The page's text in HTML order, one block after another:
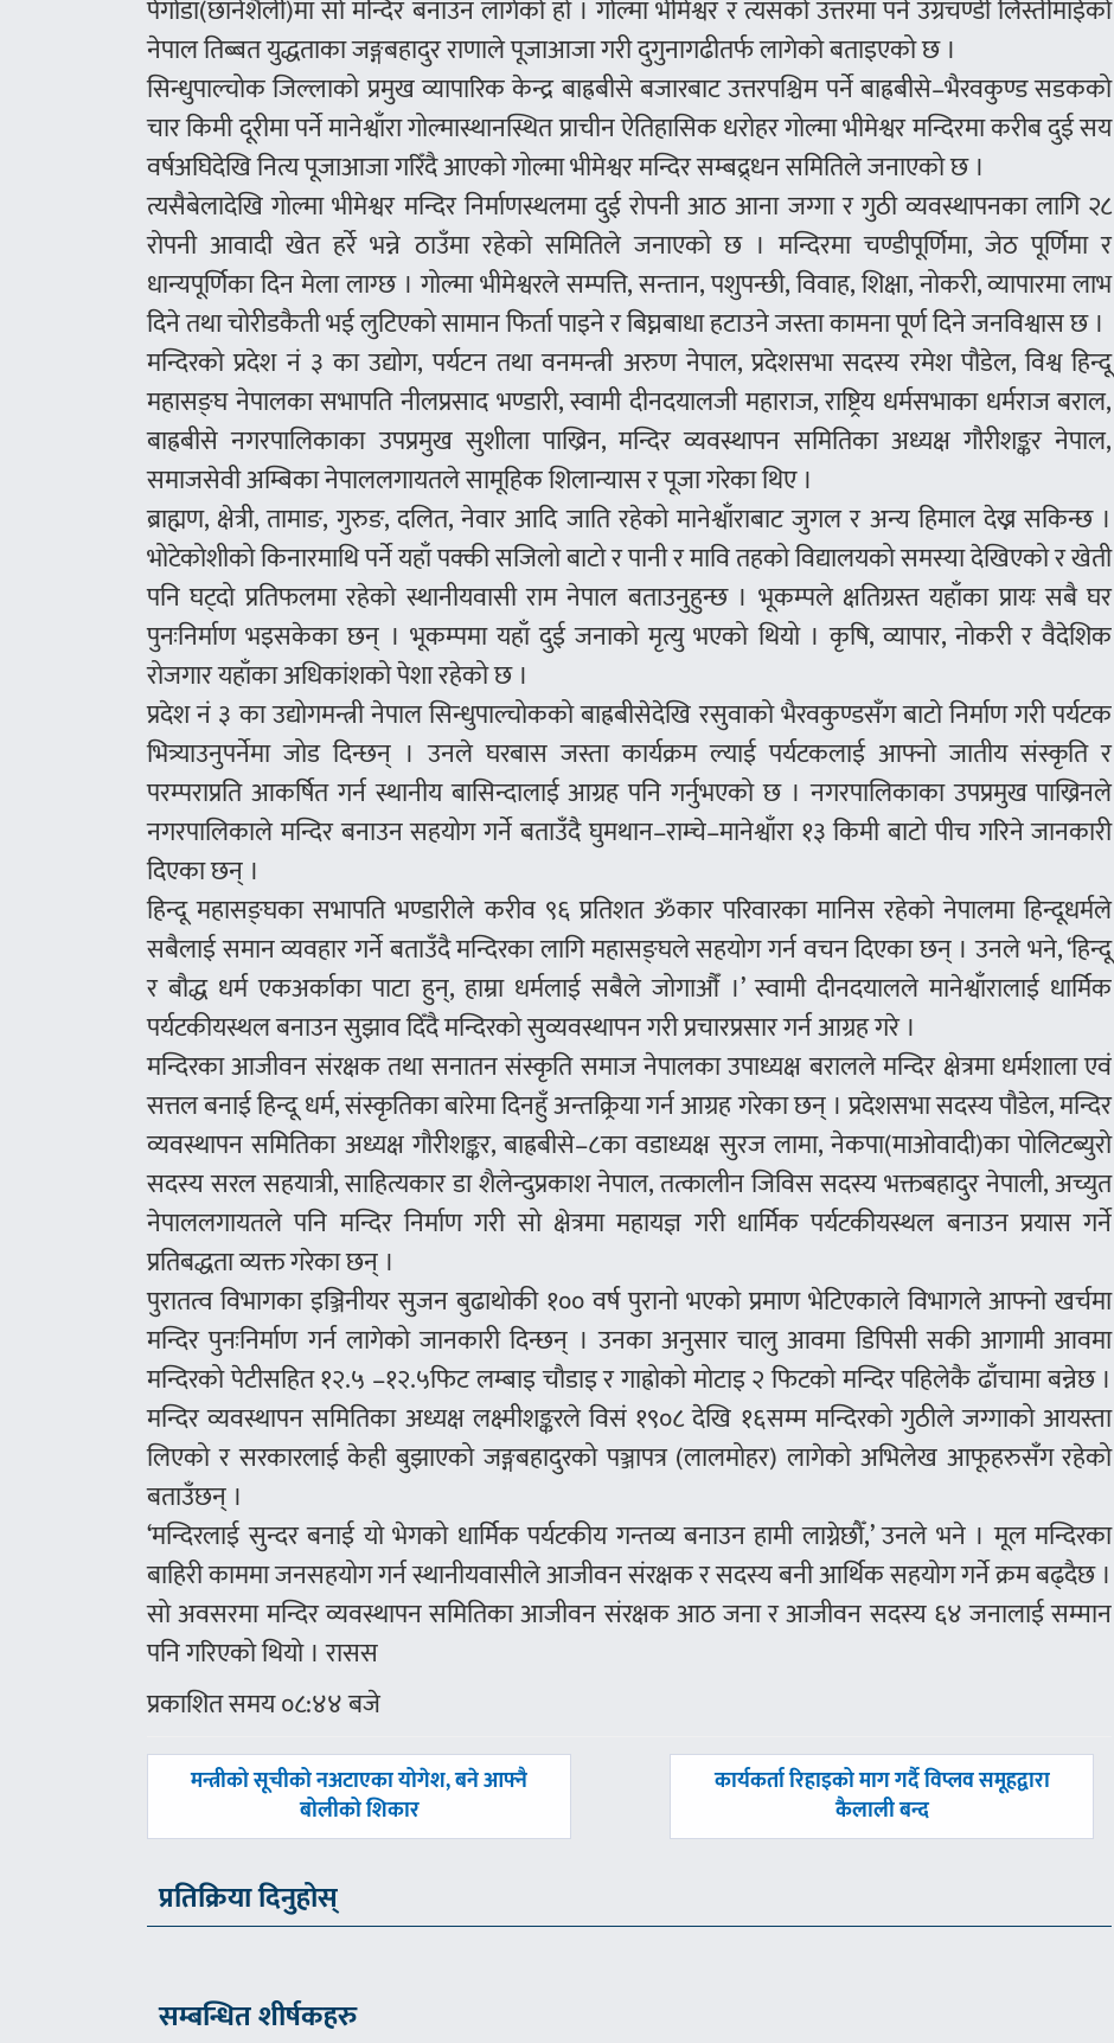
पेगोडा(छानेशैली)मा सो मन्दिर बनाउन लागेको हो । गोल्मा भीमेश्वर र त्यसको उत्तरमा पर्ने उग्रचण्डी लिस्तीमाईको
नेपाल तिब्बत युद्धताका जङ्गबहादुर राणाले पूजाआजा गरी दुगुनागढीतर्फ लागेको बताइएको छ ।
सिन्धुपाल्चोक जिल्लाको प्रमुख व्यापारिक केन्द्र बाह्रबीसे बजारबाट उत्तरपश्चिम पर्ने बाह्रबीसे–भैरवकुण्ड सडकको
चार किमी दूरीमा पर्ने मानेश्वाँरा गोल्मास्थानस्थित प्राचीन ऐतिहासिक धरोहर गोल्मा भीमेश्वर मन्दिरमा करीब दुई सय
वर्षअघिदेखि नित्य पूजाआजा गरिँदै आएको गोल्मा भीमेश्वर मन्दिर सम्बद्र्धन समितिले जनाएको छ ।
त्यसैबेलादेखि गोल्मा भीमेश्वर मन्दिर निर्माणस्थलमा दुई रोपनी आठ आना जग्गा र गुठी व्यवस्थापनका लागि २८
रोपनी आवादी खेत हर्रे भन्ने ठाउँमा रहेको समितिले जनाएको छ । मन्दिरमा चण्डीपूर्णिमा, जेठ पूर्णिमा र
धान्यपूर्णिका दिन मेला लाग्छ । गोल्मा भीमेश्वरले सम्पत्ति, सन्तान, पशुपन्छी, विवाह, शिक्षा, नोकरी, व्यापारमा लाभ
दिने तथा चोरीडकैती भई लुटिएको सामान फिर्ता पाइने र बिघ्नबाधा हटाउने जस्ता कामना पूर्ण दिने जनविश्वास छ ।
मन्दिरको प्रदेश नं ३ का उद्योग, पर्यटन तथा वनमन्त्री अरुण नेपाल, प्रदेशसभा सदस्य रमेश पौडेल, विश्व हिन्दू
महासङ्घ नेपालका सभापति नीलप्रसाद भण्डारी, स्वामी दीनदयालजी महाराज, राष्ट्रिय धर्मसभाका धर्मराज बराल,
बाह्रबीसे नगरपालिकाका उपप्रमुख सुशीला पाख्रिन, मन्दिर व्यवस्थापन समितिका अध्यक्ष गौरीशङ्कर नेपाल,
समाजसेवी अम्बिका नेपाललगायतले सामूहिक शिलान्यास र पूजा गरेका थिए ।
ब्राह्मण, क्षेत्री, तामाङ, गुरुङ, दलित, नेवार आदि जाति रहेको मानेश्वाँराबाट जुगल र अन्य हिमाल देख्न सकिन्छ ।
भोटेकोशीको किनारमाथि पर्ने यहाँ पक्की सजिलो बाटो र पानी र मावि तहको विद्यालयको समस्या देखिएको र खेती
पनि घट्दो प्रतिफलमा रहेको स्थानीयवासी राम नेपाल बताउनुहुन्छ । भूकम्पले क्षतिग्रस्त यहाँका प्रायः सबै घर
पुनःनिर्माण भइसकेका छन् । भूकम्पमा यहाँ दुई जनाको मृत्यु भएको थियो । कृषि, व्यापार, नोकरी र वैदेशिक
रोजगार यहाँका अधिकांशको पेशा रहेको छ ।
प्रदेश नं ३ का उद्योगमन्त्री नेपाल सिन्धुपाल्चोकको बाह्रबीसेदेखि रसुवाको भैरवकुण्डसँग बाटो निर्माण गरी पर्यटक
भित्र्याउनुपर्नेमा जोड दिन्छन् । उनले घरबास जस्ता कार्यक्रम ल्याई पर्यटकलाई आफ्नो जातीय संस्कृति र
परम्पराप्रति आकर्षित गर्न स्थानीय बासिन्दालाई आग्रह पनि गर्नुभएको छ । नगरपालिकाका उपप्रमुख पाख्रिनले
नगरपालिकाले मन्दिर बनाउन सहयोग गर्ने बताउँदै घुमथान–राम्चे–मानेश्वाँरा १३ किमी बाटो पीच गरिने जानकारी
दिएका छन् ।
हिन्दू महासङ्घका सभापति भण्डारीले करीव ९६ प्रतिशत ॐकार परिवारका मानिस रहेको नेपालमा हिन्दूधर्मले
सबैलाई समान व्यवहार गर्ने बताउँदै मन्दिरका लागि महासङ्घले सहयोग गर्न वचन दिएका छन् । उनले भने, ‘हिन्दू
र बौद्ध धर्म एकअर्काका पाटा हुन्, हाम्रा धर्मलाई सबैले जोगाऔँ ।’ स्वामी दीनदयालले मानेश्वाँरालाई धार्मिक
पर्यटकीयस्थल बनाउन सुझाव दिँदै मन्दिरको सुव्यवस्थापन गरी प्रचारप्रसार गर्न आग्रह गरे ।
मन्दिरका आजीवन संरक्षक तथा सनातन संस्कृति समाज नेपालका उपाध्यक्ष बरालले मन्दिर क्षेत्रमा धर्मशाला एवं
सत्तल बनाई हिन्दू धर्म, संस्कृतिका बारेमा दिनहुँ अन्तक्र्रिया गर्न आग्रह गरेका छन् । प्रदेशसभा सदस्य पौडेल, मन्दिर
व्यवस्थापन समितिका अध्यक्ष गौरीशङ्कर, बाह्रबीसे–८का वडाध्यक्ष सुरज लामा, नेकपा(माओवादी)का पोलिटब्युरो
सदस्य सरल सहयात्री, साहित्यकार डा शैलेन्दुप्रकाश नेपाल, तत्कालीन जिविस सदस्य भक्तबहादुर नेपाली, अच्युत
नेपाललगायतले पनि मन्दिर निर्माण गरी सो क्षेत्रमा महायज्ञ गरी धार्मिक पर्यटकीयस्थल बनाउन प्रयास गर्ने
प्रतिबद्धता व्यक्त गरेका छन् ।
पुरातत्व विभागका इञ्जिनीयर सुजन बुढाथोकी १०० वर्ष पुरानो भएको प्रमाण भेटिएकाले विभागले आफ्नो खर्चमा
मन्दिर पुनःनिर्माण गर्न लागेको जानकारी दिन्छन् । उनका अनुसार चालु आवमा डिपिसी सकी आगामी आवमा
मन्दिरको पेटीसहित १२.५ –१२.५फिट लम्बाइ चौडाइ र गाह्रोको मोटाइ २ फिटको मन्दिर पहिलेकै ढाँचामा बन्नेछ ।
मन्दिर व्यवस्थापन समितिका अध्यक्ष लक्ष्मीशङ्करले विसं १९०८ देखि १६सम्म मन्दिरको गुठीले जग्गाको आयस्ता
लिएको र सरकारलाई केही बुझाएको जङ्गबहादुरको पञ्जापत्र (लालमोहर) लागेको अभिलेख आफूहरुसँग रहेको
बताउँछन् ।
‘मन्दिरलाई सुन्दर बनाई यो भेगको धार्मिक पर्यटकीय गन्तव्य बनाउन हामी लाग्नेछौँ,’ उनले भने । मूल मन्दिरका
बाहिरी काममा जनसहयोग गर्न स्थानीयवासीले आजीवन संरक्षक र सदस्य बनी आर्थिक सहयोग गर्ने क्रम बढ्दैछ ।
सो अवसरमा मन्दिर व्यवस्थापन समितिका आजीवन संरक्षक आठ जना र आजीवन सदस्य ६४ जनालाई सम्मान
पनि गरिएको थियो । रासस
प्रकाशित समय ०८:४४ बजे
पछिल्लाे
मन्त्रीको सूचीको नअटाएका योगेश, बने आफ्नै
बोलीको शिकार
अघिल्लाे
कार्यकर्ता रिहाइको माग गर्दै विप्लव समूहद्वारा
कैलाली बन्द
प्रतिक्रिया दिनुहोस्
सम्बन्धित शीर्षकहरु